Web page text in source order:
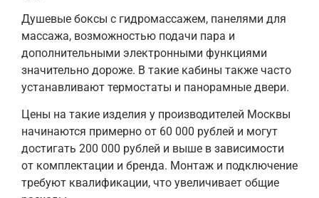
Душевые боксы с гидромассажем, панелями для
массажа, возможностью подачи пара и
дополнительными электронными функциями
значительно дороже. В такие кабины также часто
устанавливают термостаты и панорамные двери.
Цены на такие изделия у производителей Москвы
начинаются примерно от 60 000 рублей и могут
достигать 200 000 рублей и выше в зависимости
от комплектации и бренда. Монтаж и подключение
требуют квалификации, что увеличивает общие